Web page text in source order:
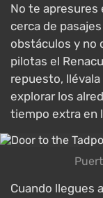
No te apresures
cerca de
obstáculos y no
pilotas el
repuesto,
explorar los
tiempo extra en
Cuando llegues